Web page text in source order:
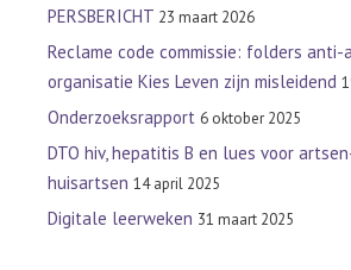
PERSBERICHT 23 maart 2026
Reclame code commissie: folders anti-
organisatie Kies Leven zijn misleidend
Onderzoeksrapport 6 oktober 2025
DTO hiv, hepatitis B en lues voor
huisartsen 14 april 2025
Digitale leerweken 31 maart 2025